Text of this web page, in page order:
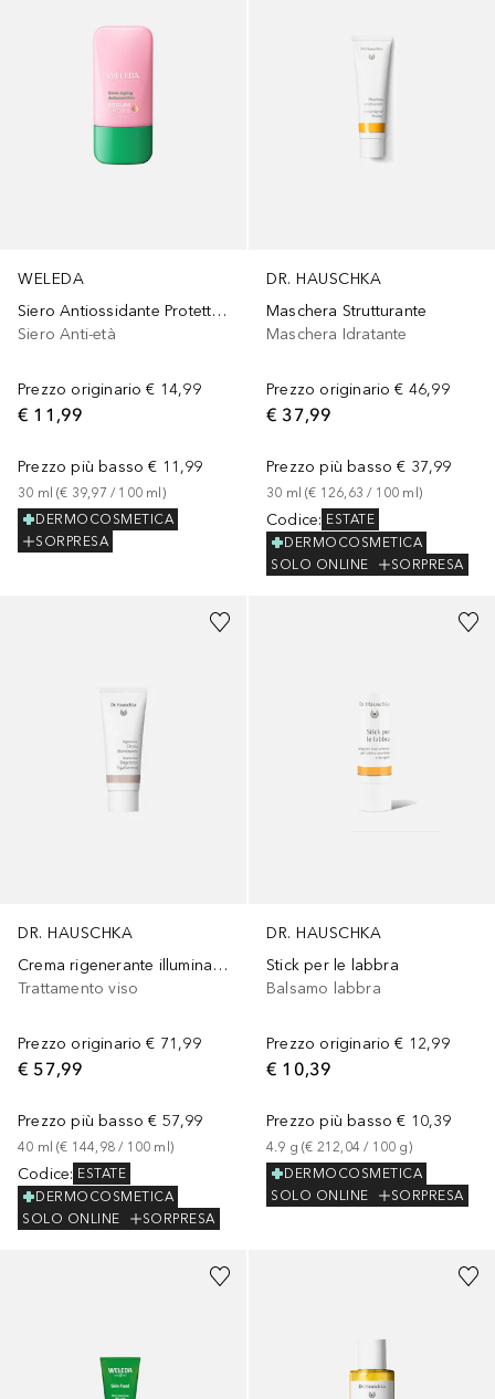
WELEDA
Siero Antiossidante Protettivo
Siero Anti-età
Prezzo originario € 14,99
€ 11,99
Prezzo più basso € 11,99
30 ml (€ 39,97 / 100 ml)
DERMOCOSMETICA
SORPRESA
DR. HAUSCHKA
Maschera Strutturante
Maschera Idratante
Prezzo originario € 46,99
€ 37,99
Prezzo più basso € 37,99
30 ml (€ 126,63 / 100 ml)
Codice: ESTATE
DERMOCOSMETICA
SOLO ONLINE
SORPRESA
DR. HAUSCHKA
Crema rigenerante illuminante
Trattamento viso
Prezzo originario € 71,99
€ 57,99
Prezzo più basso € 57,99
40 ml (€ 144,98 / 100 ml )
Codice: ESTATE
DERMOCOSMETICA
SOLO ONLINE
SORPRESA
DR. HAUSCHKA
Stick per le labbra
Balsamo labbra
Prezzo originario € 12,99
€ 10,39
Prezzo più basso € 10,39
4.9 g (€ 212,04 / 100 g)
DERMOCOSMETICA
SOLO ONLINE
SORPRESA